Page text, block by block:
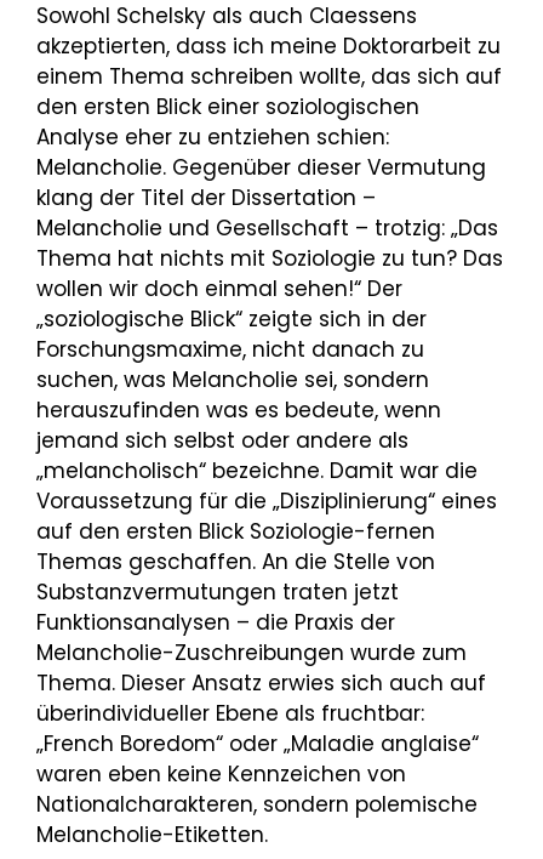
Sowohl Schelsky als auch Claessens
akzeptierten, dass ich meine Doktorarbeit zu
einem Thema schreiben wollte, das sich auf
den ersten Blick einer soziologischen
Analyse eher zu entziehen schien:
Melancholie. Gegenüber dieser Vermutung
klang der Titel der Dissertation –
Melancholie und Gesellschaft – trotzig: „Das
Thema hat nichts mit Soziologie zu tun? Das
wollen wir doch einmal sehen!“ Der
„soziologische Blick“ zeigte sich in der
Forschungsmaxime, nicht danach zu
suchen, was Melancholie sei, sondern
herauszufinden was es bedeute, wenn
jemand sich selbst oder andere als
„melancholisch“ bezeichne. Damit war die
Voraussetzung für die „Disziplinierung“ eines
auf den ersten Blick Soziologie-fernen
Themas geschaffen. An die Stelle von
Substanzvermutungen traten jetzt
Funktionsanalysen – die Praxis der
Melancholie-Zuschreibungen wurde zum
Thema. Dieser Ansatz erwies sich auch auf
überindividueller Ebene als fruchtbar:
„French Boredom“ oder „Maladie anglaise“
waren eben keine Kennzeichen von
Nationalcharakteren, sondern polemische
Melancholie-Etiketten.